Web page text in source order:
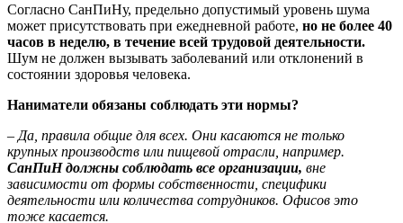
Согласно СанПиНу, предельно допустимый уровень шума
может присутствовать при ежедневной работе, но не более 40
часов в неделю, в течение всей трудовой деятельности.
Шум не должен вызывать заболеваний или отклонений в
состоянии здоровья человека.
Наниматели обязаны соблюдать эти нормы?
– Да, правила общие для всех. Они касаются не только
крупных производств или пищевой отрасли, например.
СанПиН должны соблюдать все организации, вне
зависимости от формы собственности, специфики
деятельности или количества сотрудников. Офисов это
тоже касается.